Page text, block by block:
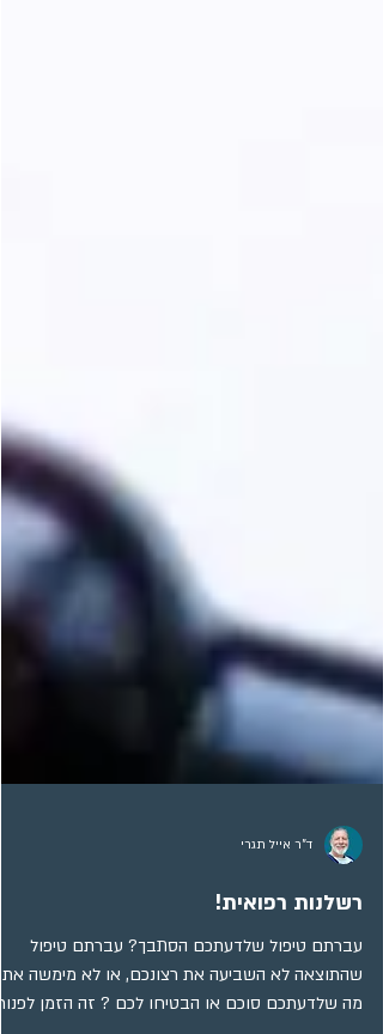
ד"ר אייל תגרי
רשלנות רפואית!
עברתם טיפול שלדעתכם הסתבך? עברתם טיפול